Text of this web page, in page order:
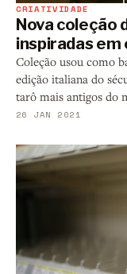
CRIATIVIDADE
Nova coleção
inspiradas
Coleção usou como
edição italiana do
tarô mais antigos do
26 JAN 2021